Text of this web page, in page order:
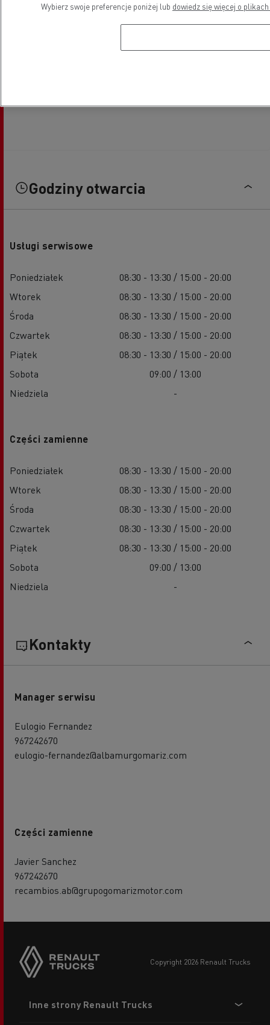
Godziny otwarcia
Usługi serwisowe
Poniedziałek
08:30 - 13:30 / 15:00 - 20:00
Wtorek
08:30 - 13:30 / 15:00 - 20:00
Środa
08:30 - 13:30 / 15:00 - 20:00
Czwartek
08:30 - 13:30 / 15:00 - 20:00
Piątek
08:30 - 13:30 / 15:00 - 20:00
Sobota
09:00 / 13:00
Niedziela
-
Części zamienne
Poniedziałek
08:30 - 13:30 / 15:00 - 20:00
Wtorek
08:30 - 13:30 / 15:00 - 20:00
Środa
08:30 - 13:30 / 15:00 - 20:00
Czwartek
08:30 - 13:30 / 15:00 - 20:00
Piątek
08:30 - 13:30 / 15:00 - 20:00
Sobota
09:00 / 13:00
Niedziela
-
Kontakty
Manager serwisu
Eulogio Fernandez
967242670
eulogio-fernandez@albamurgomariz.com
Części zamienne
Javier Sanchez
967242670
recambios.ab@grupogomarizmotor.com
copyright 2026 Renault Trucks
menu
Inne strony Renault Trucks
Wybierz swoje preferencje poniżej lub dowiedz się więcej o